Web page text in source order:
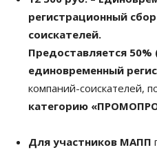
регистрационный
соискателей.
Предоставляется
единовременный
компаний-соискателей,
категорию
Для участников МАПП